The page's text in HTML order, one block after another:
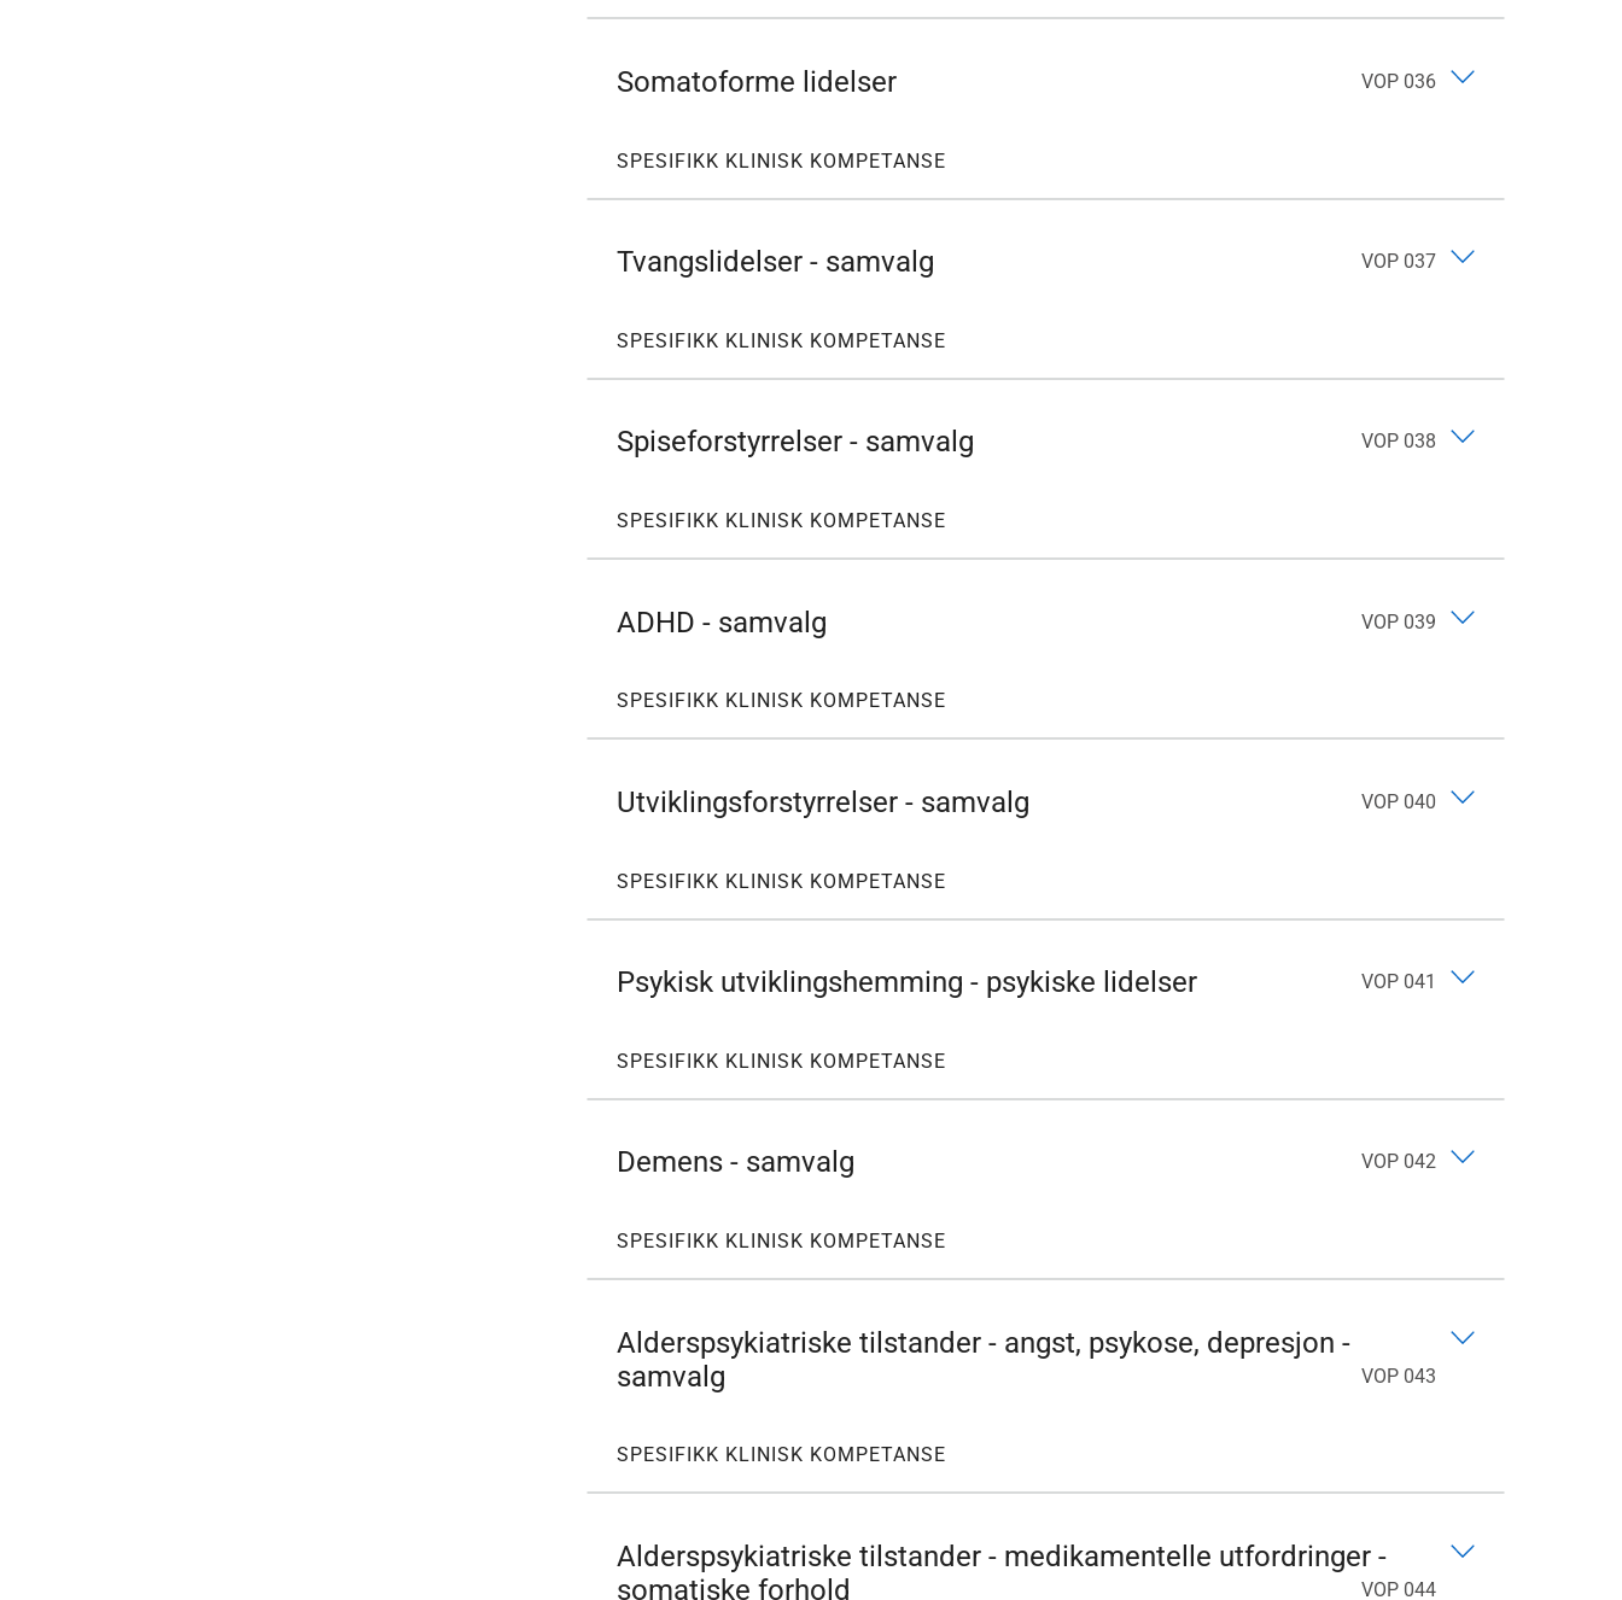
Somatoforme lidelser VOP 036
SPESIFIKK KLINISK KOMPETANSE
Tvangslidelser - samvalg VOP 037
SPESIFIKK KLINISK KOMPETANSE
Spiseforstyrrelser - samvalg VOP 038
SPESIFIKK KLINISK KOMPETANSE
ADHD - samvalg VOP 039
SPESIFIKK KLINISK KOMPETANSE
Utviklingsforstyrrelser - samvalg VOP 040
SPESIFIKK KLINISK KOMPETANSE
Psykisk utviklingshemming - psykiske lidelser VOP 041
SPESIFIKK KLINISK KOMPETANSE
Demens - samvalg VOP 042
SPESIFIKK KLINISK KOMPETANSE
Alderspsykiatriske tilstander - angst, psykose, depresjon -
samvalg
VOP 043
SPESIFIKK KLINISK KOMPETANSE
Alderspsykiatriske tilstander - medikamentelle utfordringer -
somatiske forhold
VOP 044